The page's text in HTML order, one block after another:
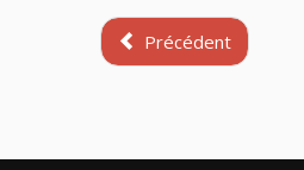
Précédent